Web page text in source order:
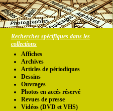
Recherches spécifiques dans les
collections
Affiches
Archives
Articles de périodiques
Dessins
Ouvrages
Photos en accés réservé
Revues de presse
Vidéos (DVD et VHS)